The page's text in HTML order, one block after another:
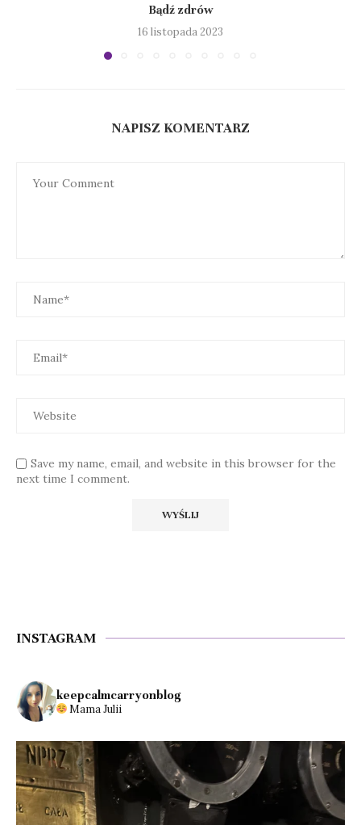
Bądź zdrów
16 listopada 2023
NAPISZ KOMENTARZ
Save my name, email, and website in this browser for the
next time I comment.
INSTAGRAM
keepcalmcarryonblog
Mama Julii